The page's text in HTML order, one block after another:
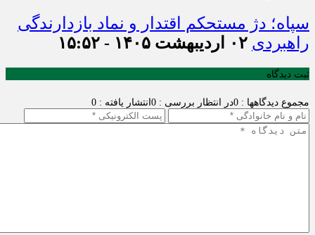
سپاه؛ دژ مستحکم اقتدار و نماد بازدارندگی
راهبردی ۰۲ اردیبهشت ۱۴۰۵ - ۱۵:۵۲
ثبت دیدگاه
مجموع دیدگاهها : 0 در انتظار بررسی : 0 انتشار یافته : 0